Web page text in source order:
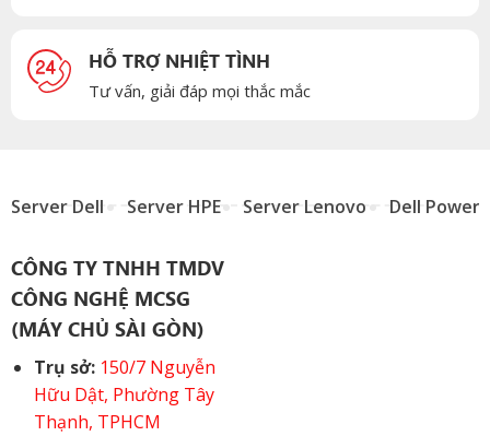
HỖ TRỢ NHIỆT TÌNH
Tư vấn, giải đáp mọi thắc mắc
Server Dell Server HPE Server Lenovo Dell
CÔNG TY TNHH TMDV
CÔNG NGHỆ MCSG
(MÁY CHỦ SÀI GÒN)
Trụ sở: 150/7 Nguyễn
Hữu Dật, Phường Tây
Thạnh, TPHCM